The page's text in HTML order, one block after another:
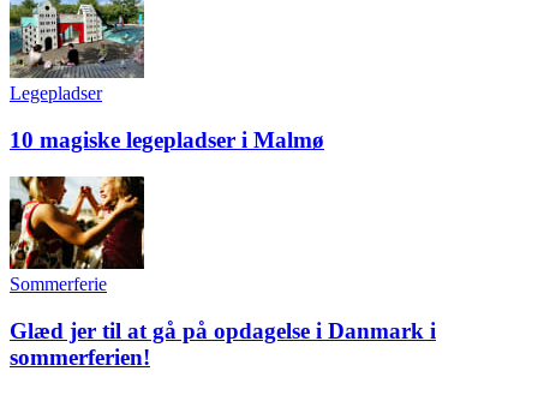
Legepladser
10 magiske legepladser i Malmø
Sommerferie
Glæd jer til at gå på opdagelse i Danmark i
sommerferien!